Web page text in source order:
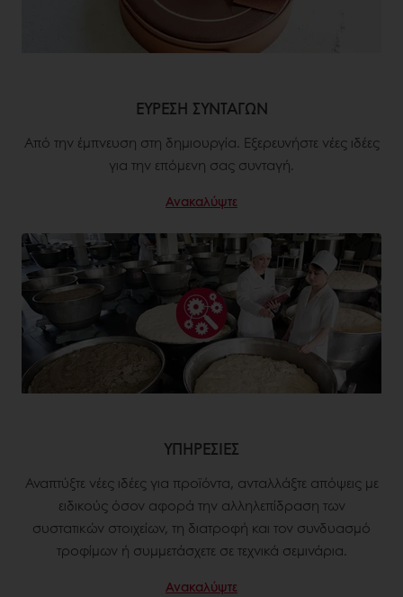
ΕΥΡΕΣΗ ΣΥΝΤΑΓΩΝ
Από την έμπνευση στη δημιουργία. Εξερευνήστε νέες ιδέες
για την επόμενη σας συνταγή.
Ανακαλύψτε
ΥΠΗΡΕΣΙΕΣ
Αναπτύξτε νέες ιδέες για προϊόντα, ανταλλάξτε απόψεις με
ειδικούς όσον αφορά την αλληλεπίδραση των
συστατικών στοιχείων, τη διατροφή και τον συνδυασμό
τροφίμων ή συμμετάσχετε σε τεχνικά σεμινάρια.
Ανακαλύψτε